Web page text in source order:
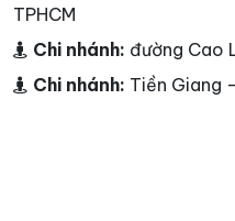
TPHCM
Chi nhánh: đường Cao
Chi nhánh: Tiền Giang